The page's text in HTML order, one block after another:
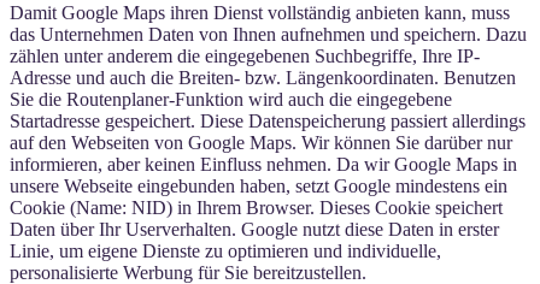
Damit Google Maps ihren Dienst vollständig anbieten kann, muss
das Unternehmen Daten von Ihnen aufnehmen und speichern. Dazu
zählen unter anderem die eingegebenen Suchbegriffe, Ihre IP-
Adresse und auch die Breiten- bzw. Längenkoordinaten. Benutzen
Sie die Routenplaner-Funktion wird auch die eingegebene
Startadresse gespeichert. Diese Datenspeicherung passiert allerdings
auf den Webseiten von Google Maps. Wir können Sie darüber nur
informieren, aber keinen Einfluss nehmen. Da wir Google Maps in
unsere Webseite eingebunden haben, setzt Google mindestens ein
Cookie (Name: NID) in Ihrem Browser. Dieses Cookie speichert
Daten über Ihr Userverhalten. Google nutzt diese Daten in erster
Linie, um eigene Dienste zu optimieren und individuelle,
personalisierte Werbung für Sie bereitzustellen.